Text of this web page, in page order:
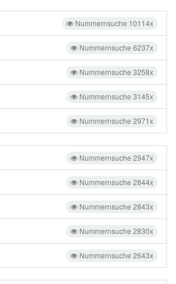
Nummernsuche 10114x
Nummernsuche 6237x
Nummernsuche 3258x
Nummernsuche 3145x
Nummernsuche 2971x
Nummernsuche 2947x
Nummernsuche 2844x
Nummernsuche 2843x
Nummernsuche 2830x
Nummernsuche 2643x